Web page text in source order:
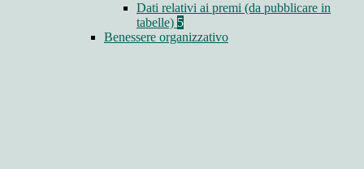
Dati relativi ai premi (da pubblicare in
tabelle) 5
Benessere organizzativo